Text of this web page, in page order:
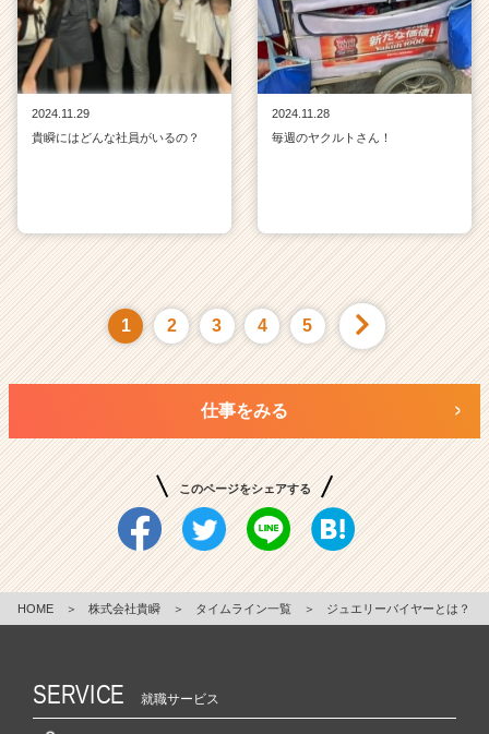
2024.11.29
貴瞬にはどんな社員がいるの？
2024.11.28
毎週のヤクルトさん！
1 2 3 4 5
仕事をみる
このページをシェアする
HOME ＞ 株式会社貴瞬 ＞ タイムライン一覧 ＞ ジュエリーバイヤーとは？
SERVICE 就職サービス